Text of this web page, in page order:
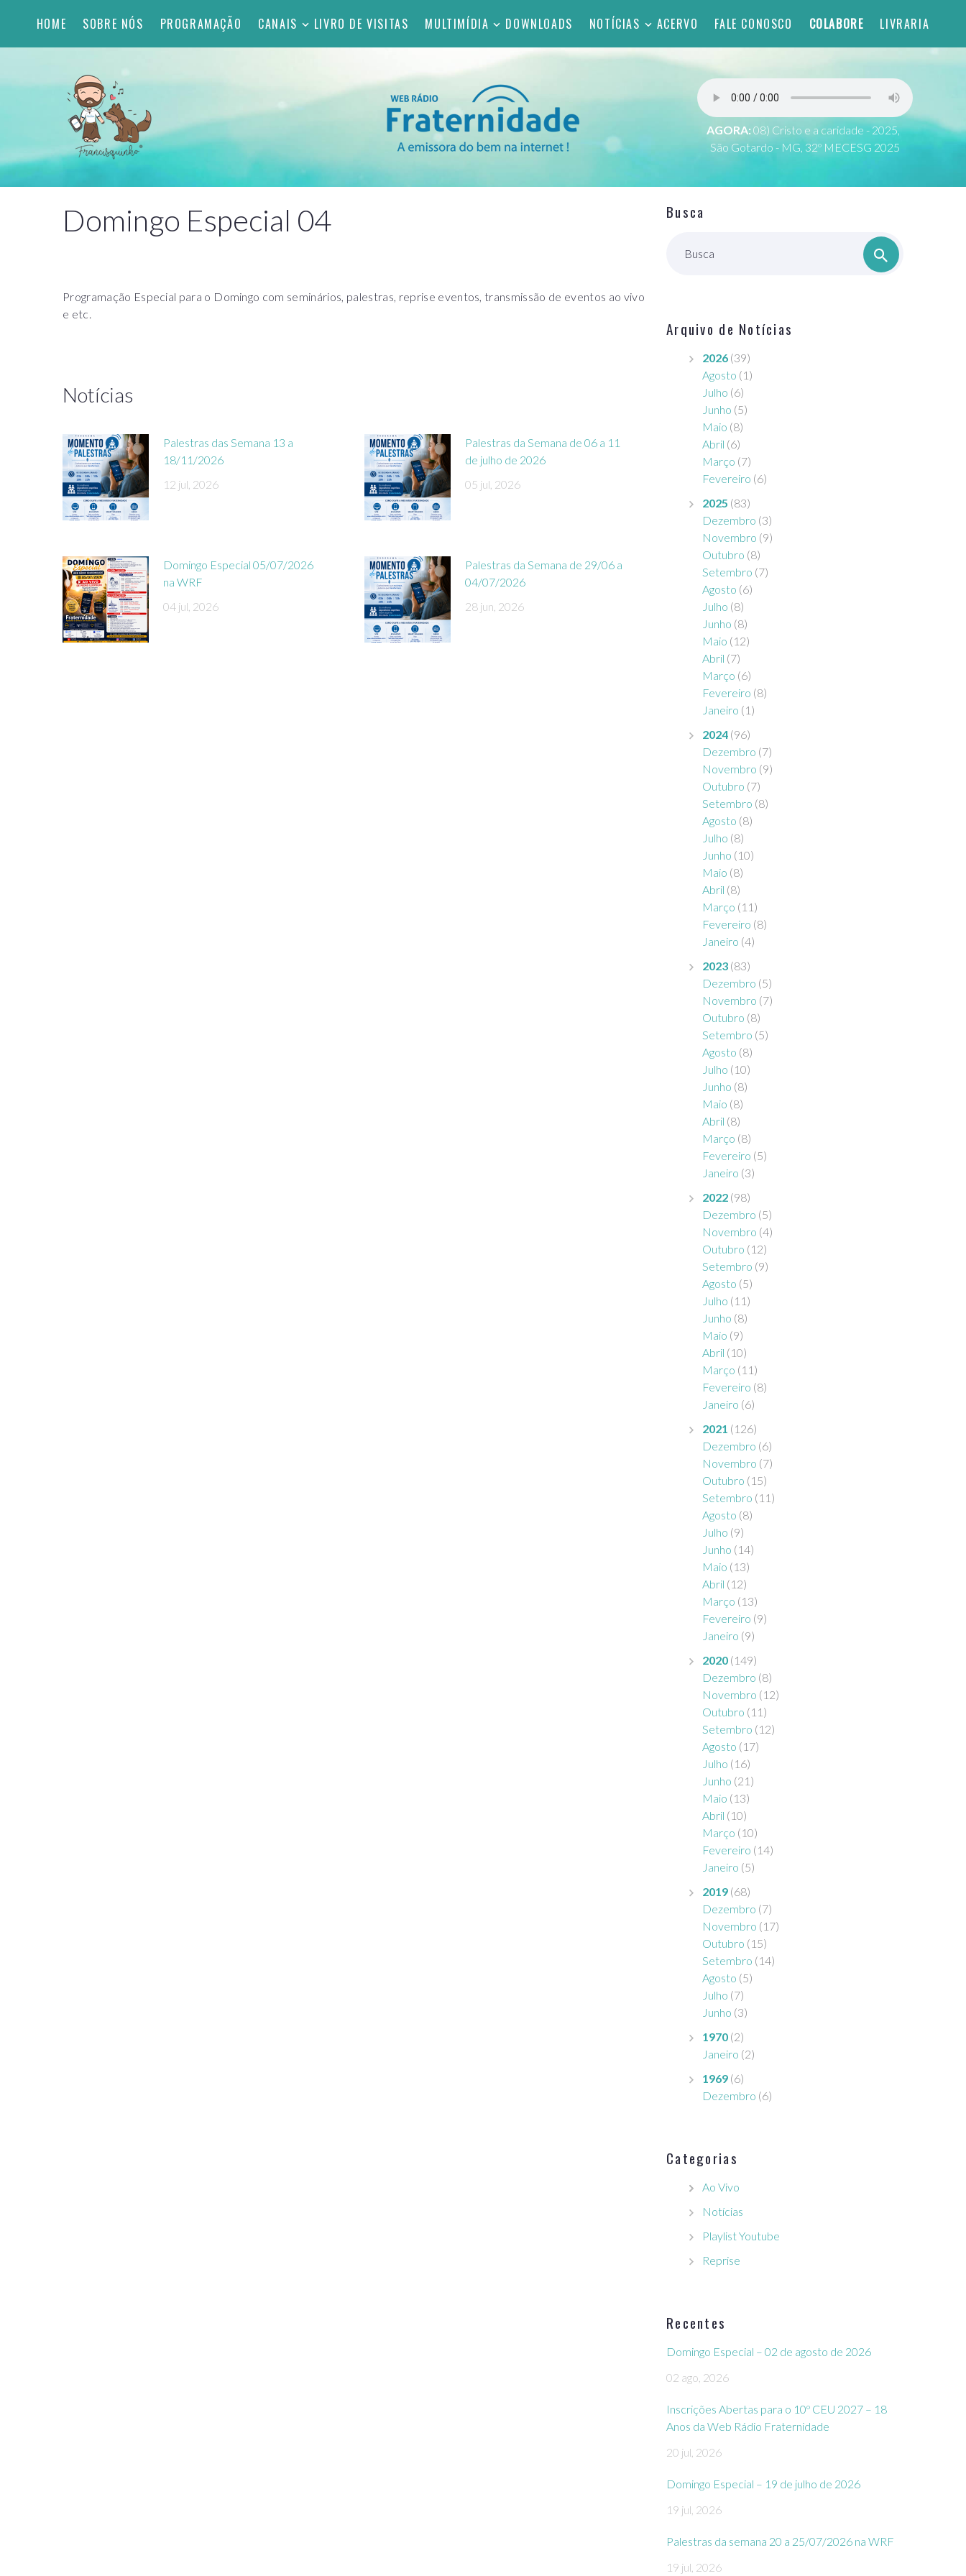
HOME SOBRE NÓS PROGRAMAÇÃO CANAIS LIVRO DE VISITAS MULTIMÍDIA DOWNLOADS NOTÍCIAS ACERVO FALE CONOSCO COLABORE LIVRARIA
AGORA: 08) Cristo e a caridade - 2025,
São Gotardo - MG, 32º MECESG 2025
Domingo Especial 04
Programação Especial para o Domingo com seminários, palestras, reprise eventos, transmissão de eventos ao vivo
e etc.
Notícias
Palestras das Semana 13 a
18/11/2026
12 jul, 2026
Palestras da Semana de 06 a 11
de julho de 2026
05 jul, 2026
Domingo Especial 05/07/2026
na WRF
04 jul, 2026
Palestras da Semana de 29/06 a
04/07/2026
28 jun, 2026
Busca
Busca
Arquivo de Notícias
2026 (39)
Agosto (1)
Julho (6)
Junho (5)
Maio (8)
Abril (6)
Março (7)
Fevereiro (6)
2025 (83)
Dezembro (3)
Novembro (9)
Outubro (8)
Setembro (7)
Agosto (6)
Julho (8)
Junho (8)
Maio (12)
Abril (7)
Março (6)
Fevereiro (8)
Janeiro (1)
2024 (96)
Dezembro (7)
Novembro (9)
Outubro (7)
Setembro (8)
Agosto (8)
Julho (8)
Junho (10)
Maio (8)
Abril (8)
Março (11)
Fevereiro (8)
Janeiro (4)
2023 (83)
Dezembro (5)
Novembro (7)
Outubro (8)
Setembro (5)
Agosto (8)
Julho (10)
Junho (8)
Maio (8)
Abril (8)
Março (8)
Fevereiro (5)
Janeiro (3)
2022 (98)
Dezembro (5)
Novembro (4)
Outubro (12)
Setembro (9)
Agosto (5)
Julho (11)
Junho (8)
Maio (9)
Abril (10)
Março (11)
Fevereiro (8)
Janeiro (6)
2021 (126)
Dezembro (6)
Novembro (7)
Outubro (15)
Setembro (11)
Agosto (8)
Julho (9)
Junho (14)
Maio (13)
Abril (12)
Março (13)
Fevereiro (9)
Janeiro (9)
2020 (149)
Dezembro (8)
Novembro (12)
Outubro (11)
Setembro (12)
Agosto (17)
Julho (16)
Junho (21)
Maio (13)
Abril (10)
Março (10)
Fevereiro (14)
Janeiro (5)
2019 (68)
Dezembro (7)
Novembro (17)
Outubro (15)
Setembro (14)
Agosto (5)
Julho (7)
Junho (3)
1970 (2)
Janeiro (2)
1969 (6)
Dezembro (6)
Categorias
Ao Vivo
Notícias
Playlist Youtube
Reprise
Recentes
Domingo Especial – 02 de agosto de 2026
02 ago, 2026
Inscrições Abertas para o 10º CEU 2027 – 18
Anos da Web Rádio Fraternidade
20 jul, 2026
Domingo Especial – 19 de julho de 2026
19 jul, 2026
Palestras da semana 20 a 25/07/2026 na WRF
19 jul, 2026